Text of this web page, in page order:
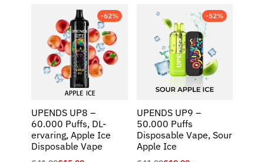
-62%
UPENDS UP8 –
60.000 Puffs, DL-
ervaring, Apple Ice
Disposable Vape
-52%
UPENDS UP9 –
50.000 Puffs
Disposable Vape, Sour
Apple Ice